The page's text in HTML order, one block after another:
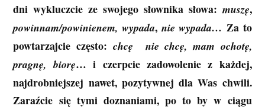
dni wykluczcie ze swojego słownika słowa: muszę,
powinnam/powinienem,wypada, nie wypada… Za to
powtarzajcie często: chcę nie chcę, mam ochotę,
pragnę, biorę… i czerpcie zadowolenie z każdej,
najdrobniejszej nawet, pozytywnej dla Was chwili.
Zaraźcie się tymi doznaniami, po to by w ciągu